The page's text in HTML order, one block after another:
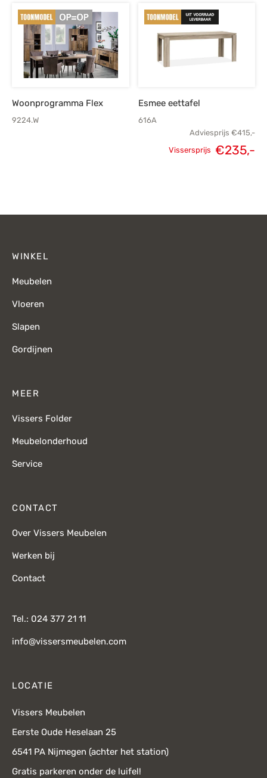
prijs was:
€229,-.
prijs is:
€159,-.
prijs was:
€219,-.
Woonprogramma Flex
9224.W
Esmee eettafel
616A
Adviesprijs €415,-
Vissersprijs €235,-
WINKEL
Meubelen
Vloeren
Slapen
Gordijnen
MEER
Vissers Folder
Meubelonderhoud
Service
CONTACT
Over Vissers Meubelen
Werken bij
Contact
Tel.: 024 377 21 11
info@vissersmeubelen.com
LOCATIE
Vissers Meubelen
Eerste Oude Heselaan 25
6541 PA Nijmegen (achter het station)
Gratis parkeren onder de luifel!